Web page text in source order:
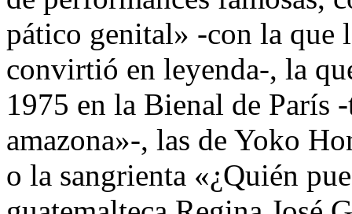
pático genital» -con la que
convirtió en leyenda-, la
1975 en la Bienal de París
amazona»-, las de Yoko
o la sangrienta «¿Quién